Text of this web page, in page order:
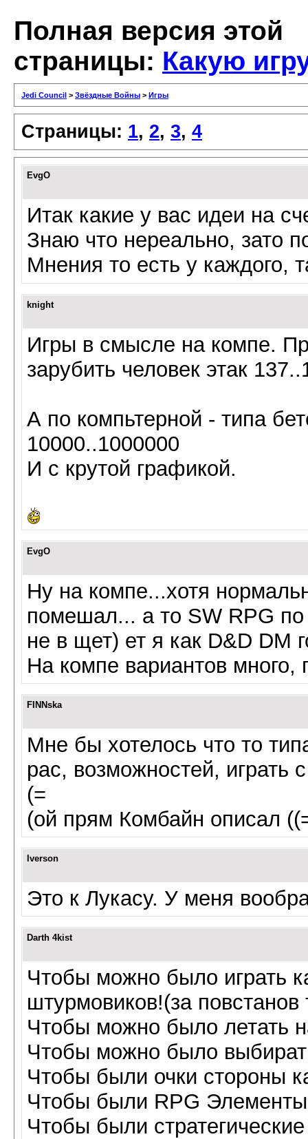
Полная версия этой
страницы: Какую
Jedi Council > Звёздные Войны > Игры
Страницы: 1, 2, 3, 4
EvgO
Итак какие у вас идеи на
Знаю что нереально, зато
Мнения то есть у каждого,
knight
Игры в смысле на компе.
зарубить человек этак
А по компьтерной - типа
10000..1000000
И с крутой графикой.
EvgO
Ну на компе...хотя
помешал... а то SW RPG
не в щет) ет я как D&D DM
На компе вариантов много,
FINNska
Мне бы хотелось что то
рас, возможностей, играть
(=
(ой прям Комбайн описал
Iverson
Это к Лукасу. У меня
Darth 4kist
Чтобы можно было играть
штурмовиков!(за
Чтобы можно было летать
Чтобы можно было
Чтобы были очки стороны
Чтобы были RPG Элементы
Чтобы были